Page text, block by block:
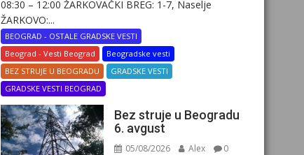
08:30 – 12:00 ŽARKOVAČKI BREG: 1-7, Naselje
ŽARKOVO:...
BEOGRAD - OSTALE GRADSKE VESTI
Beograd - Vesti Beograd
Beogradske vesti
BEZ STRUJE U BEOGRADU
GRADSKE VESTI
GRADSKE VESTI BEOGRAD
Bez struje u Beogradu
6. avgust
05/08/2026 Alex 0